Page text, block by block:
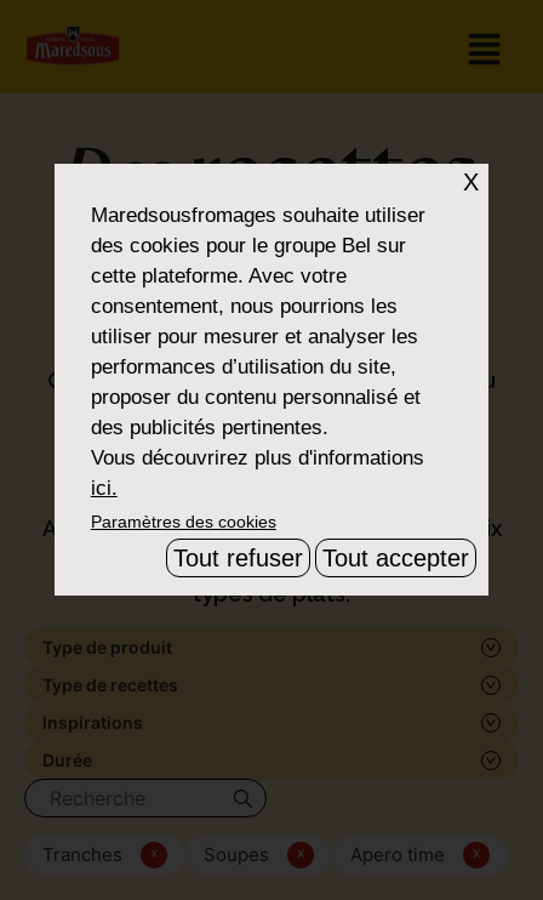
Desrecettes
pour tous les
goûts
Que vous soyez amateur de classiques ou
que vous préfériez la nouveauté, vous
trouverez ce que vous cherchez dans la
Avec nos produits, nous proposons un choix
de formes et de saveurs, pour tous les
types de plats.
Type de produit
Type de recettes
Inspirations
Durée
Tranches x Soupes x Apero time x
X
Maredsousfromages souhaite utiliser
des cookies pour le groupe Bel sur
cette plateforme. Avec votre
consentement, nous pourrions les
utiliser pour mesurer et analyser les
performances d’utilisation du site,
proposer du contenu personnalisé et
des publicités pertinentes.
Vous découvrirez plus d'informations
ici.
Paramètres des cookies
Tout refuser Tout accepter